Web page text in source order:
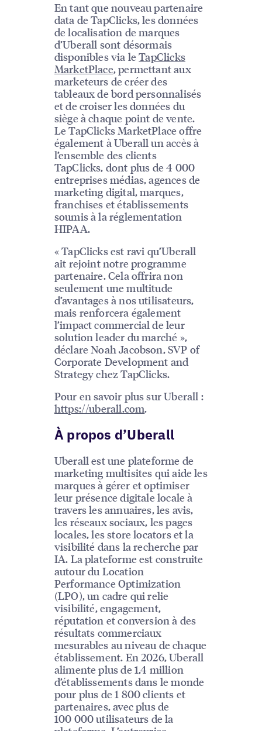
En tant que nouveau partenaire
data de TapClicks, les données
de localisation de marques
d’Uberall sont désormais
disponibles via leTapClicks
MarketPlace, permettant aux
marketeurs de créer des
tableaux de bord personnalisés
et de croiser les données du
siège à chaque point de vente.
Le TapClicks MarketPlace offre
également à Uberall un accès à
l’ensemble des clients
TapClicks, dont plus de 4 000
entreprises médias, agences de
marketing digital, marques,
franchises et établissements
soumis à la réglementation
HIPAA.
« TapClicks est ravi qu’Uberall
ait rejoint notre programme
partenaire. Cela offrira non
seulement une multitude
d’avantages à nos utilisateurs,
mais renforcera également
l’impact commercial de leur
solution leader du marché »,
déclare Noah Jacobson, SVP of
Corporate Development and
Strategy chez TapClicks.
Pour en savoir plus sur Uberall :
https://uberall.com.
À propos d’Uberall
Uberall est une plateforme de
marketing multisites qui aide les
marques à gérer et optimiser
leur présence digitale locale à
travers les annuaires, les avis,
les réseaux sociaux, les pages
locales, les store locators et la
visibilité dans la recherche par
IA. La plateforme est construite
autour du Location
Performance Optimization
(LPO), un cadre qui relie
visibilité, engagement,
réputation et conversion à des
résultats commerciaux
mesurables au niveau de chaque
établissement. En 2026, Uberall
alimente plus de 1,4 million
d’établissements dans le monde
pour plus de 1 800 clients et
partenaires, avec plus de
100 000 utilisateurs de la